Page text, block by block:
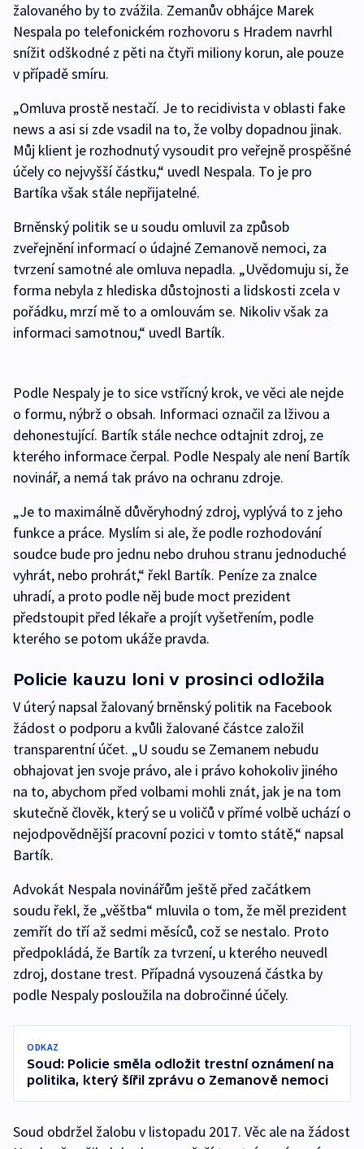
žalovaného by to zvážila. Zemanův obhájce Marek
Nespala po telefonickém rozhovoru s Hradem navrhl
snížit odškodné z pěti na čtyři miliony korun, ale pouze
v případě smíru.
„Omluva prostě nestačí. Je to recidivista v oblasti fake
news a asi si zde vsadil na to, že volby dopadnou jinak.
Můj klient je rozhodnutý vysoudit pro veřejně prospěšné
účely co nejvyšší částku,“ uvedl Nespala. To je pro
Bartíka však stále nepřijatelné.
Brněnský politik se u soudu omluvil za způsob
zveřejnění informací o údajné Zemanově nemoci, za
tvrzení samotné ale omluva nepadla. „Uvědomuju si, že
forma nebyla z hlediska důstojnosti a lidskosti zcela v
pořádku, mrzí mě to a omlouvám se. Nikoliv však za
informaci samotnou,“ uvedl Bartík.
Podle Nespaly je to sice vstřícný krok, ve věci ale nejde
o formu, nýbrž o obsah. Informaci označil za lživou a
dehonestující. Bartík stále nechce odtajnit zdroj, ze
kterého informace čerpal. Podle Nespaly ale není Bartík
novinář, a nemá tak právo na ochranu zdroje.
„Je to maximálně důvěryhodný zdroj, vyplývá to z jeho
funkce a práce. Myslím si ale, že podle rozhodování
soudce bude pro jednu nebo druhou stranu jednoduché
vyhrát, nebo prohrát,“ řekl Bartík. Peníze za znalce
uhradí, a proto podle něj bude moct prezident
předstoupit před lékaře a projít vyšetřením, podle
kterého se potom ukáže pravda.
Policie kauzu loni v prosinci odložila
V úterý napsal žalovaný brněnský politik na Facebook
žádost o podporu a kvůli žalované částce založil
transparentní účet. „U soudu se Zemanem nebudu
obhajovat jen svoje právo, ale i právo kohokoliv jiného
na to, abychom před volbami mohli znát, jak je na tom
skutečně člověk, který se u voličů v přímé volbě uchází o
nejodpovědnější pracovní pozici v tomto státě,“ napsal
Bartík.
Advokát Nespala novinářům ještě před začátkem
soudu řekl, že „věštba“ mluvila o tom, že měl prezident
zemřít do tří až sedmi měsíců, což se nestalo. Proto
předpokládá, že Bartík za tvrzení, u kterého neuvedl
zdroj, dostane trest. Případná vysouzená částka by
podle Nespaly posloužila na dobročinné účely.
ODKAZ
Soud: Policie směla odložit trestní oznámení na
politika, který šířil zprávu o Zemanově nemoci
Soud obdržel žalobu v listopadu 2017. Věc ale na žádost